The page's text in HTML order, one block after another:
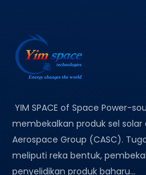
YIM SPACE of Space Power-
membekalkan produk sel solar
Aerospace Group (CASC).
meliputi reka bentuk,
penyelidikan produk baharu...